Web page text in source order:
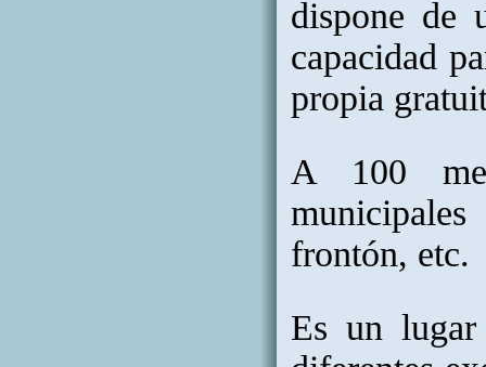
dispone de
capacidad
propia
A 100
frontón, etc.
Es un